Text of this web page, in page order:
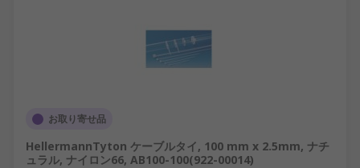
お取り寄せ品
HellermannTyton ケーブルタイ, 100 mm x 2.5mm, ナチ
ュラル, ナイロン66, AB100-100(922-00014)